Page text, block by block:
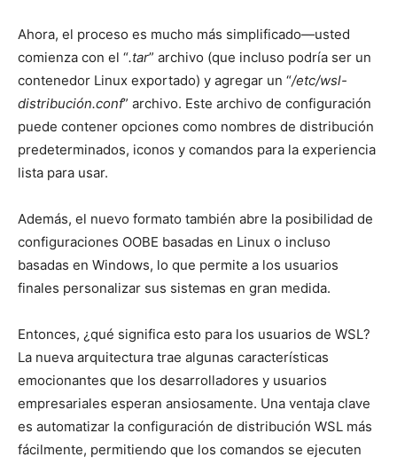
Ahora, el proceso es mucho más simplificado—usted
comienza con el “.tar” archivo (que incluso podría ser un
contenedor Linux exportado) y agregar un “/etc/wsl-
distribución.conf” archivo. Este archivo de configuración
puede contener opciones como nombres de distribución
predeterminados, iconos y comandos para la experiencia
lista para usar.
Además, el nuevo formato también abre la posibilidad de
configuraciones OOBE basadas en Linux o incluso
basadas en Windows, lo que permite a los usuarios
finales personalizar sus sistemas en gran medida.
Entonces, ¿qué significa esto para los usuarios de WSL?
La nueva arquitectura trae algunas características
emocionantes que los desarrolladores y usuarios
empresariales esperan ansiosamente. Una ventaja clave
es automatizar la configuración de distribución WSL más
fácilmente, permitiendo que los comandos se ejecuten